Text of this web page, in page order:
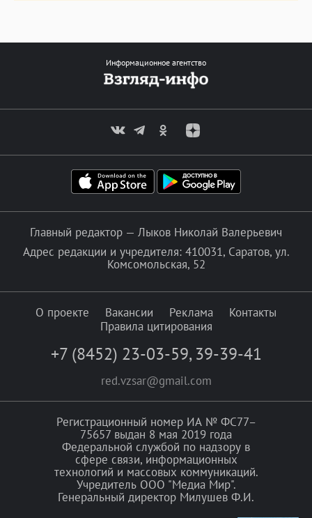
Информационное агентство
Главный редактор — Лыков Николай Валерьевич
Адрес редакции и учредителя: 410031, Саратов, ул.
Комсомольская, 52
О проекте Вакансии Реклама
Контакты
Правила цитирования
+7 (8452) 23-03-59, 39-39-41
red.vzsar@gmail.com
Регистрационный номер ИА № ФС77–
75657 выдан 8 мая 2019 года
Федеральной службой по надзору в
сфере связи, информационных
технологий и массовых коммуникаций.
Учредитель ООО "Медиа Мир".
Генеральный директор Милушев Ф.И.